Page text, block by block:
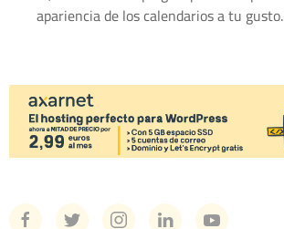
apariencia de los calendarios a tu gusto.